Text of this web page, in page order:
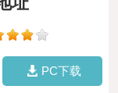
PC下载